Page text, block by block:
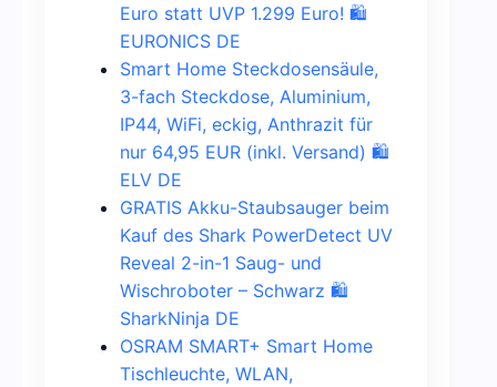
Euro statt UVP 1.299 Euro! 🛍️
EURONICS DE
Smart Home Steckdosensäule,
3-fach Steckdose, Aluminium,
IP44, WiFi, eckig, Anthrazit für
nur 64,95 EUR (inkl. Versand) 🛍️
ELV DE
GRATIS Akku-Staubsauger beim
Kauf des Shark PowerDetect UV
Reveal 2-in-1 Saug- und
Wischroboter – Schwarz 🛍️
SharkNinja DE
OSRAM SMART+ Smart Home
Tischleuchte, WLAN,